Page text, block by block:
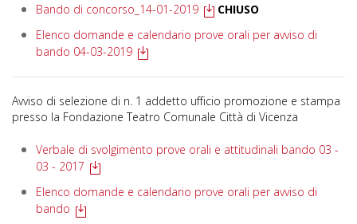
Bando di concorso_14-01-2019
CHIUSO
Elenco domande e calendario prove orali per avviso di
bando 04-03-2019
Avviso di selezione di n. 1 addetto ufficio promozione e stampa
presso la Fondazione Teatro Comunale Città di Vicenza
Verbale di svolgimento prove orali e attitudinali bando 03 -
03 - 2017
Elenco domande e calendario prove orali per avviso di
bando